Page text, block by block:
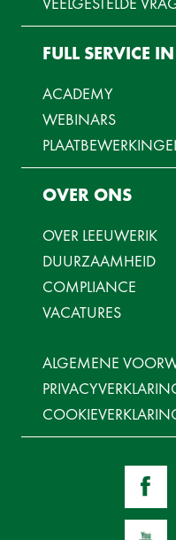
FULL SERVICE
ACADEMY
WEBINARS
OVER ONS
OVER LEEUWERIK
DUURZAAMHEID
COMPLIANCE
VACATURES
ALGEMENE